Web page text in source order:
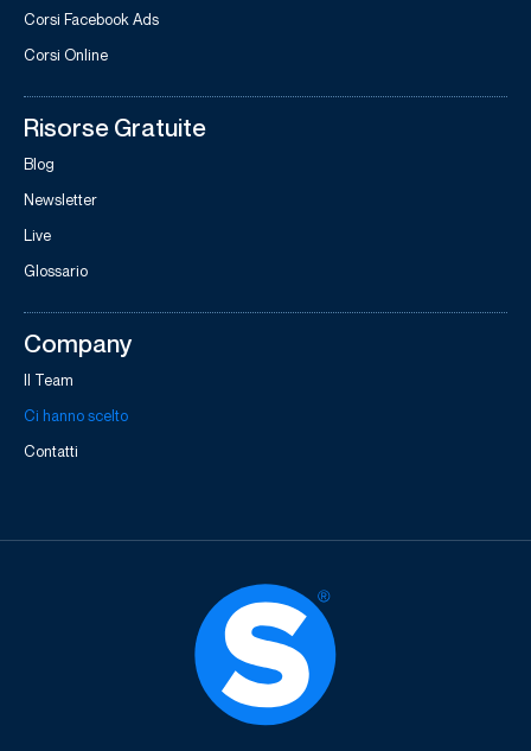
Corsi Facebook Ads
Corsi Online
Risorse Gratuite
Blog
Newsletter
Live
Glossario
Company
Il Team
Ci hanno scelto
Contatti